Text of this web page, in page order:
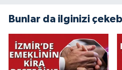
Bunlar da ilginizi